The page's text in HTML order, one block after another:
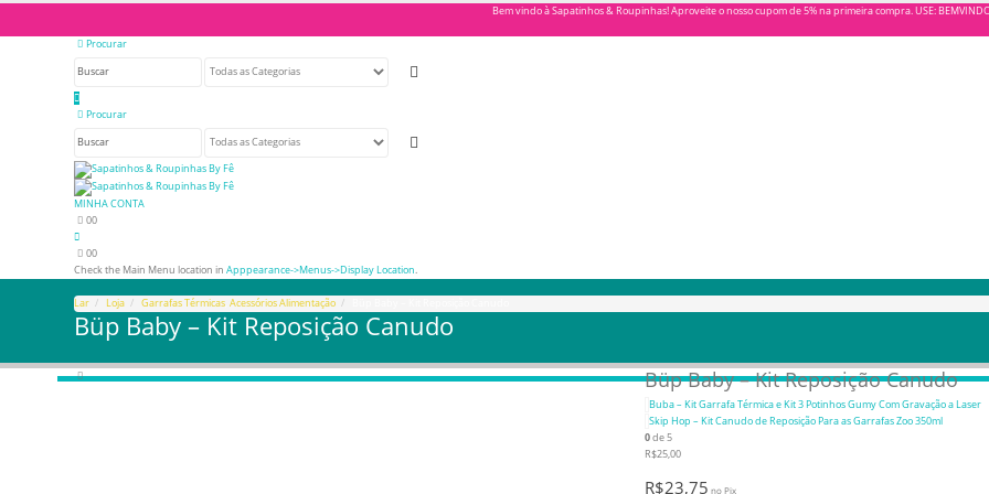
Bem vindo à Sapatinhos & Roupinhas! Aproveite o nosso cupom de 5% na primeira compra. USE:
Procurar
Procurar
MINHA CONTA
00
00
Check the Main Menu location in Apppearance->Menus->Display Location.
Lar Loja Garrafas Térmicas Acessórios Alimentação
Büp Baby – Kit Reposição Canudo
Büp Baby – Kit Reposição Canudo
Buba – Kit Garrafa Térmica e Kit 3 Potinhos Gumy Com Gravação a Laser
Skip Hop – Kit Canudo de Reposição Para as Garrafas Zoo 350ml
0de 5
R$25,00
R$23,75 no Pix